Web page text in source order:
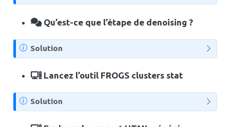
o
t
Qu’est-ce que l’étape de denoising ?
N
o
t
e
Solution
Lancez l’outil FROGS clusters stat
N
o
t
Solution